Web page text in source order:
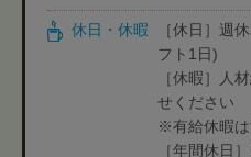
休日・休暇
［休日］週
フト1日)
［休暇］人
せください
※有給休暇
［年間休日